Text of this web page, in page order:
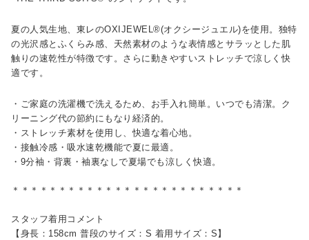
夏の人気生地、東レのOXIJEWEL®(オクシージュエル)を使用。独特
の光沢感とふくらみ感、天然素材のような表情感とサラッとした肌
触りの速乾性が特徴です。さらに動きやすいストレッチで涼しく快
適です。
・ご家庭の洗濯機で洗えるため、お手入れ簡単。いつでも清潔。ク
リーニング代の節約にもなり経済的。
・ストレッチ素材を使用し、快適な着心地。
・接触冷感・吸水速乾機能で夏に最適。
・9分袖・背裏・袖裏なしで夏場でも涼しく快適。
＊＊＊＊＊＊＊＊＊＊＊＊＊＊＊＊＊＊＊＊＊＊＊＊＊
スタッフ着用コメント
【身長：158cm 普段のサイズ：S 着用サイズ：S】